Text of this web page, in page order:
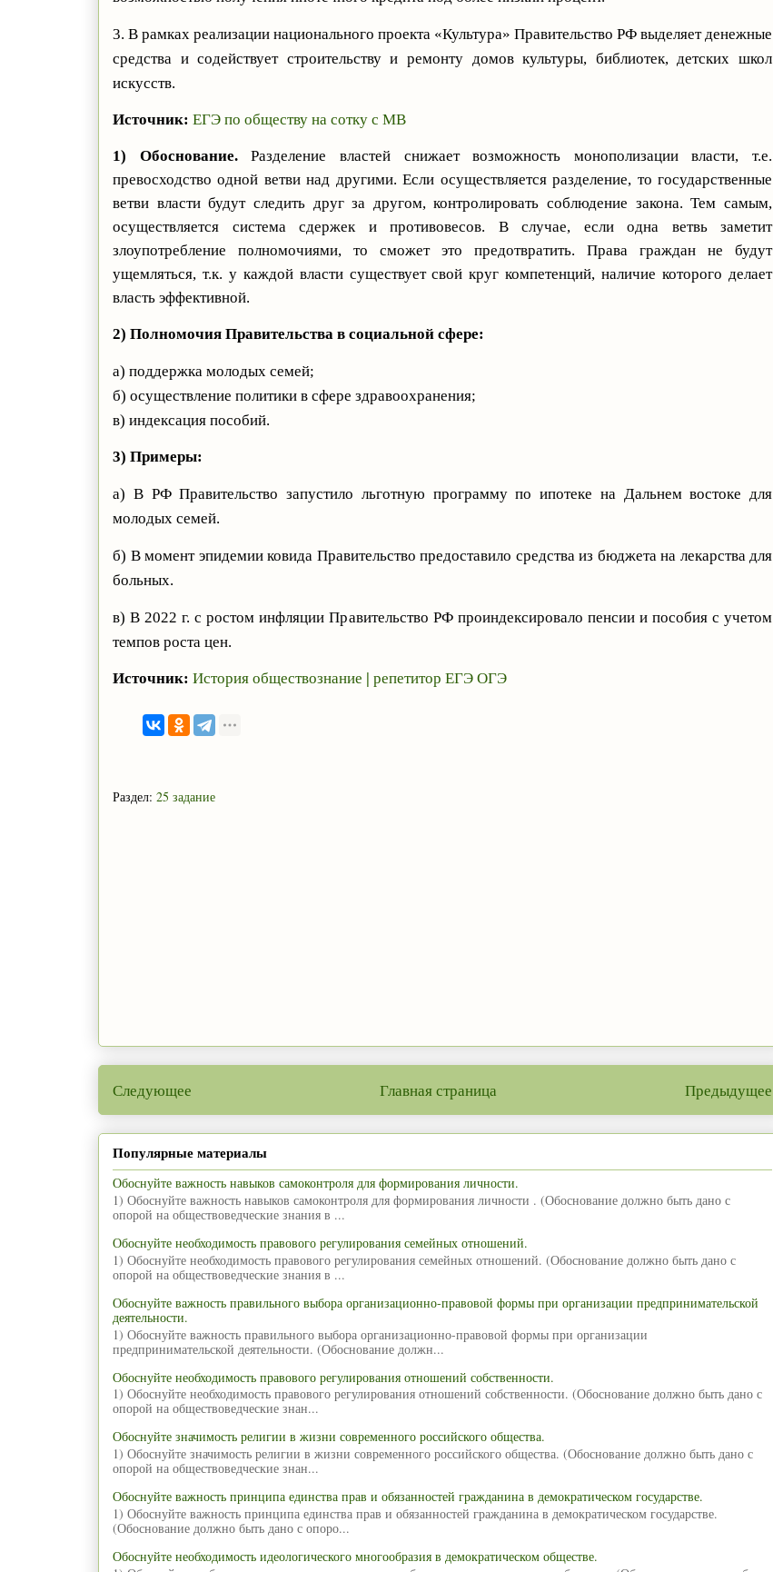
3. В рамках реализации национального проекта «Культура» Правительство РФ выделяет денежные
средства и содействует строительству и ремонту домов культуры, библиотек, детских школ
искусств.
Источник: ЕГЭ по обществу на сотку с МВ
1) Обоснование.Разделение властей снижает возможность монополизации власти, т.е.
превосходство одной ветви над другими. Если осуществляется разделение, то государственные
ветви власти будут следить друг за другом, контролировать соблюдение закона. Тем самым,
осуществляется система сдержек и противовесов. В случае, если одна ветвь заметит
злоупотребление полномочиями, то сможет это предотвратить. Права граждан не будут
ущемляться, т.к. у каждой власти существует свой круг компетенций, наличие которого делает
власть эффективной.
2) Полномочия Правительства в социальной сфере:
а) поддержка молодых семей;
б) осуществление политики в сфере здравоохранения;
в) индексация пособий.
3) Примеры:
а) В РФ Правительство запустило льготную программу по ипотеке на Дальнем востоке для
молодых семей.
б) В момент эпидемии ковида Правительство предоставило средства из бюджета на лекарства для
больных.
в) В 2022 г. с ростом инфляции Правительство РФ проиндексировало пенсии и пособия с учетом
темпов роста цен.
Источник: История обществознание | репетитор ЕГЭ ОГЭ
Раздел: 25 задание
Следующее Предыдущее
Главная страница
Популярные материалы
Обоснуйте важность навыков самоконтроля для формирования личности.
1) Обоснуйте важность навыков самоконтроля для формирования личности . (Обоснование должно быть дано с
опорой на обществоведческие знания в ...
Обоснуйте необходимость правового регулирования семейных отношений.
1) Обоснуйте необходимость правового регулирования семейных отношений. (Обоснование должно быть дано с
опорой на обществоведческие знания в ...
Обоснуйте важность правильного выбора организационно-правовой формы при организации предпринимательской
деятельности.
1) Обоснуйте важность правильного выбора организационно-правовой формы при организации
предпринимательской деятельности. (Обоснование должн...
Обоснуйте необходимость правового регулирования отношений собственности.
1) Обоснуйте необходимость правового регулирования отношений собственности. (Обоснование должно быть дано с
опорой на обществоведческие знан...
Обоснуйте значимость религии в жизни современного российского общества.
1) Обоснуйте значимость религии в жизни современного российского общества. (Обоснование должно быть дано с
опорой на обществоведческие знан...
Обоснуйте важность принципа единства прав и обязанностей гражданина в демократическом государстве.
1) Обоснуйте важность принципа единства прав и обязанностей гражданина в демократическом государстве.
(Обоснование должно быть дано с опоро...
Обоснуйте необходимость идеологического многообразия в демократическом обществе.